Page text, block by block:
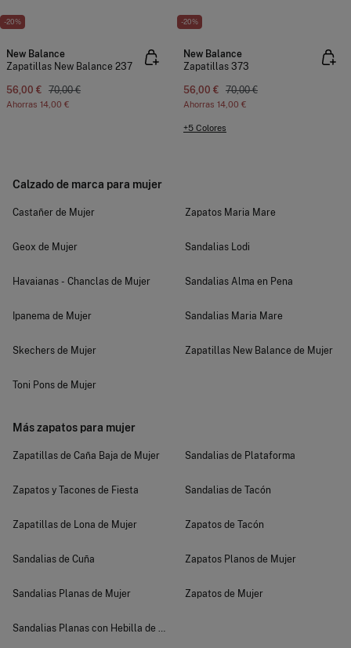
-20%
New Balance
Zapatillas New Balance 237
56,00 € 70,00 €
Ahorras 14,00 €
-20%
New Balance
Zapatillas 373
56,00 € 70,00 €
Ahorras 14,00 €
+5 Colores
Calzado de marca para mujer
Castañer de Mujer
Geox de Mujer
Havaianas - Chanclas de Mujer
Ipanema de Mujer
Skechers de Mujer
Toni Pons de Mujer
Zapatos Maria Mare
Sandalias Lodi
Sandalias Alma en Pena
Sandalias Maria Mare
Zapatillas New Balance de Mujer
Más zapatos para mujer
Zapatillas de Caña Baja de Mujer
Zapatos y Tacones de Fiesta
Zapatillas de Lona de Mujer
Sandalias de Cuña
Sandalias Planas de Mujer
Sandalias Planas con Hebilla de Mujer
Sandalias de Plataforma
Sandalias de Tacón
Zapatos de Tacón
Zapatos Planos de Mujer
Zapatos de Mujer